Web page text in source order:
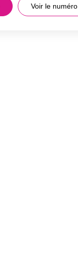
Voir le numéro